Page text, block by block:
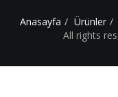
Anasayfa Ürünler
All rights